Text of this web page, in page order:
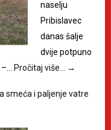
naselju
Pribislavec
danas šalje
dvije potpuno
Pročitaj više… →
smeća i paljenje vatre